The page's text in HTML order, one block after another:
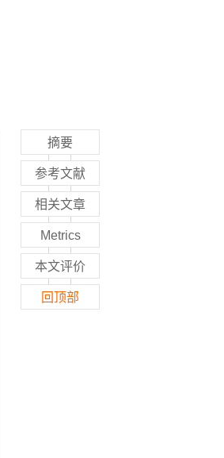
摘要
参考文献
相关文章
Metrics
本文评价
回顶部